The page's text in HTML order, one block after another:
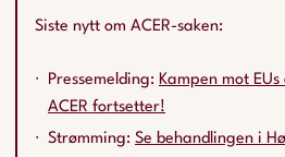
Siste nytt om ACER-saken:
Pressemelding: Kampen mot
ACER fortsetter!
Strømming: Se behandlingen i